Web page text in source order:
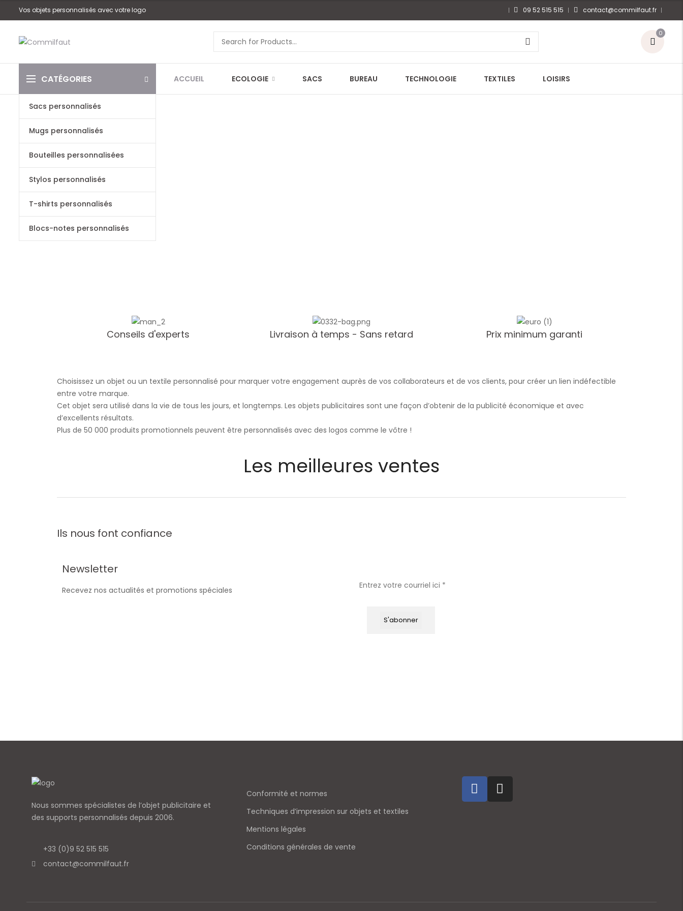
Vos objets personnalisés avec votre logo 09 52 515 515 contact@commilfaut.fr
0
CATÉGORIES
Sacs personnalisés
Mugs personnalisés
Bouteilles personnalisées
Stylos personnalisés
T-shirts personnalisés
Blocs-notes personnalisés
ACCUEIL ECOLOGIE SACS BUREAU TECHNOLOGIE TEXTILES LOISIRS
Conseils d'experts Livraison à temps - Sans retard Prix minimum garanti
Choisissez un objet ou un textile personnalisé pour marquer votre engagement auprès de vos collaborateurs et de vos clients, pour créer un lien indéfectible
entre votre marque.
Cet objet sera utilisé dans la vie de tous les jours, et longtemps. Les objets publicitaires sont une façon d’obtenir de la publicité économique et avec
d’excellents résultats.
Plus de 50 000 produits promotionnels peuvent être personnalisés avec des logos comme le vôtre !
Les meilleures ventes
Ils nous font confiance
Newsletter
Recevez nos actualités et promotions spéciales
Nous sommes spécialistes de l’objet publicitaire et
des supports personnalisés depuis 2006.
+33 (0)9 52 515 515
contact@commilfaut.fr
Conformité et normes
Techniques d’impression sur objets et textiles
Mentions légales
Conditions générales de vente